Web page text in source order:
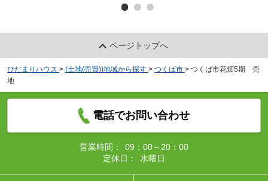
ページトップへ
ひだまりハウス > (土地(売買))地域から探す > つくば市 > つくば市花畑5期 売
地
電話でお問い合わせ
営業時間：
09：00～20：00
定休日：
水曜日